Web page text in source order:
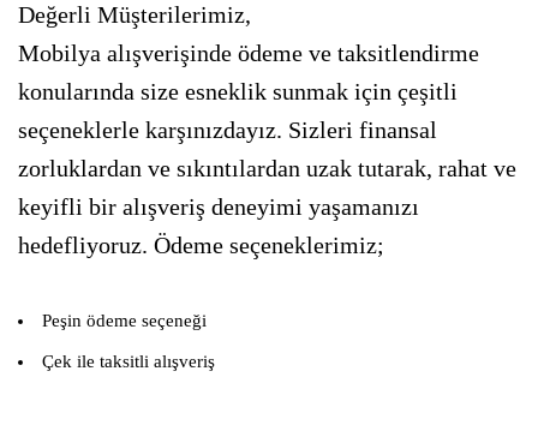
Değerli Müşterilerimiz,
Mobilya alışverişinde ödeme ve taksitlendirme
konularında size esneklik sunmak için çeşitli
seçeneklerle karşınızdayız. Sizleri finansal
zorluklardan ve sıkıntılardan uzak tutarak, rahat ve
keyifli bir alışveriş deneyimi yaşamanızı
hedefliyoruz. Ödeme seçeneklerimiz;
Peşin ödeme seçeneği
Çek ile taksitli alışveriş